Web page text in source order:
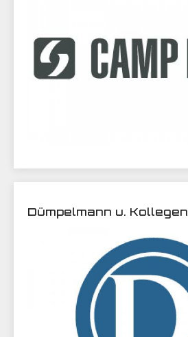
Dümpelmann u. Kollegen